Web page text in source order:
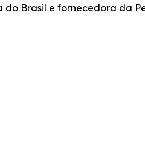
do Brasil e fornecedora da